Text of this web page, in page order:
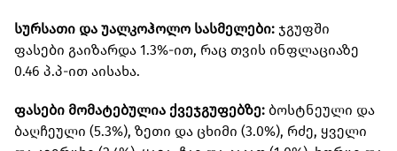
სურსათი და უალკოჰოლო სასმელები: ჯგუფში
ფასები გაიზარდა 1.3%-ით, რაც თვის ინფლაციაზე
0.46 პ.პ-ით აისახა.
ფასები მომატებულია ქვეჯგუფებზე: ბოსტნეული და
ბაღჩეული (5.3%), ზეთი და ცხიმი (3.0%), რძე, ყველი